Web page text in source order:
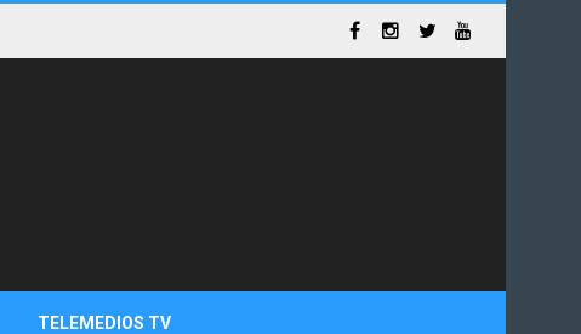
TELEMEDIOS TV